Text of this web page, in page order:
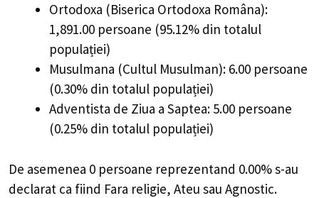
Ortodoxa (Biserica Ortodoxa Româna):
1,891.00 persoane (95.12% din totalul
populației)
Musulmana (Cultul Musulman): 6.00 persoane
(0.30% din totalul populației)
Adventista de Ziua a Saptea: 5.00 persoane
(0.25% din totalul populației)
De asemenea 0 persoane reprezentand 0.00% s-au
declarat ca fiind Fara religie, Ateu sau Agnostic.